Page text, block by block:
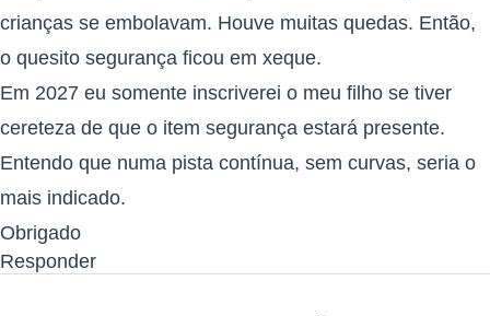
crianças se embolavam. Houve muitas quedas. Então,
o quesito segurança ficou em xeque.
Em 2027 eu somente inscriverei o meu filho se tiver
cereteza de que o item segurança estará presente.
Entendo que numa pista contínua, sem curvas, seria o
mais indicado.
Obrigado
Responder